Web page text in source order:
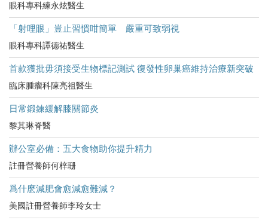
眼科專科練永炫醫生
「射哩眼」豈止習慣咁簡單 嚴重可致弱視
眼科專科譚德祐醫生
首款獲批毋須接受生物標記測試 復發性卵巢癌維持治療新突破
臨床腫瘤科陳亮祖醫生
日常鍛鍊緩解膝關節炎
黎其琳脊醫
辦公室必備：五大食物助你提升精力
註冊營養師何梓珊
爲什麽減肥會愈減愈難減？
美國註冊營養師李玲女士